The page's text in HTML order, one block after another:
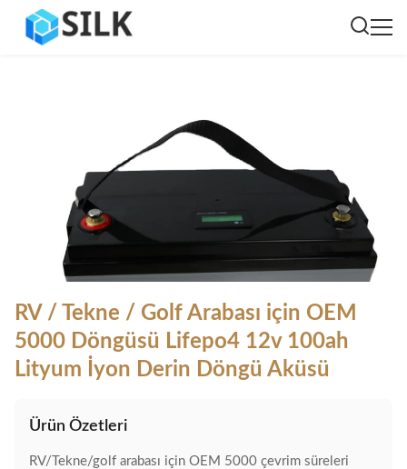
RV / Tekne / Golf Arabası için OEM
5000 Döngüsü Lifepo4 12v 100ah
Lityum İyon Derin Döngü Aküsü
Ürün Özetleri
RV/Tekne/golf arabası için OEM 5000 çevrim süreleri